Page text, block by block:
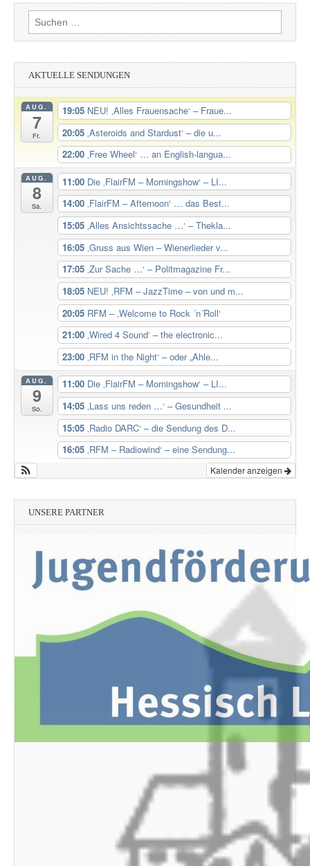
Suchen
nach:
AKTUELLE SENDUNGEN
AUG.
7
Fr.
19:05 NEU! ‚Alles Frauensache‘ – Fraue...
20:05 ‚Asteroids and Stardust‘ – die u...
22:00 ‚Free Wheel‘ … an English-langua...
AUG.
8
Sa.
11:00 Die ‚FlairFM – Morningshow‘ – LI...
14:00 ‚FlairFM – Afternoon‘ … das Best...
15:05 ‚Alles Ansichtssache …‘ – Thekla...
16:05 ‚Gruss aus Wien – Wienerlieder v...
17:05 ‚Zur Sache …‘ – Politmagazine Fr...
18:05 NEU! ‚RFM – JazzTime – von und m...
20:05 RFM – ‚Welcome to Rock ´n´Roll‘
21:00 ‚Wired 4 Sound‘ – the electronic...
23:00 ‚RFM in the Night‘ – oder „Ahle...
AUG.
9
So.
11:00 Die ‚FlairFM – Morningshow‘ – LI...
14:05 ‚Lass uns reden …‘ – Gesundheit ...
15:05 ‚Radio DARC‘ – die Sendung des D...
16:05 ‚RFM – Radiowind‘ – eine Sendung...
Kalender anzeigen
UNSERE PARTNER